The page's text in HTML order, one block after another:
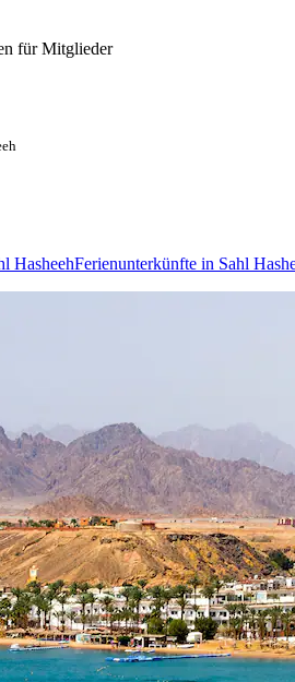
für Mitglieder
HasheehFerienunterkünfte in Sahl